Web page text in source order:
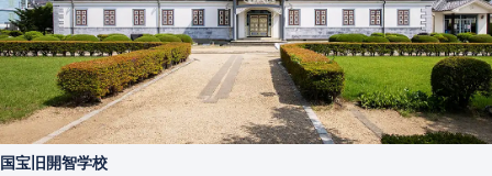
国宝旧開智学校